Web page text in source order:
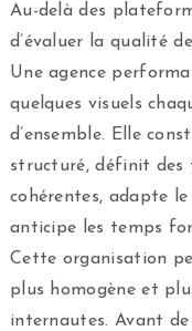
Au-delà des
d’évaluer la qualité
Une agence
quelques visuels
d’ensemble. Elle
structuré, définit des
cohérentes, adapte
anticipe les temps
Cette organisation
plus homogène et
internautes. Avant